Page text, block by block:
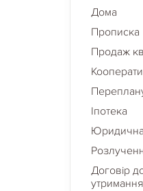
Дома
Прописка
Продаж
Іпотека
Юридична
Договір
утримання